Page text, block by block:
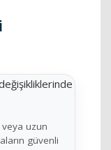
uzun
güvenli